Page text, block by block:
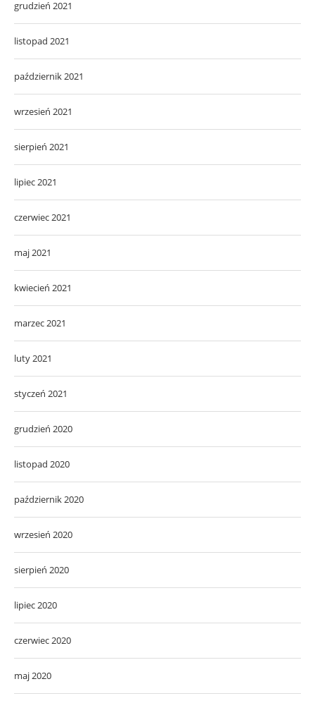
grudzień 2021
listopad 2021
październik 2021
wrzesień 2021
sierpień 2021
lipiec 2021
czerwiec 2021
maj 2021
kwiecień 2021
marzec 2021
luty 2021
styczeń 2021
grudzień 2020
listopad 2020
październik 2020
wrzesień 2020
sierpień 2020
lipiec 2020
czerwiec 2020
maj 2020